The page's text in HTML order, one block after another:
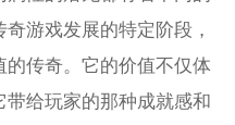
游戏发展的特定阶段，
传奇。它的价值不仅体
给玩家的那种成就感和